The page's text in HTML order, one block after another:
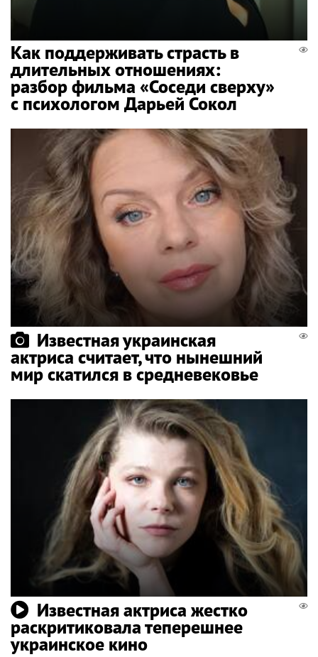
Как поддерживать страсть в
длительных отношениях:
разбор фильма «Соседи сверху»
с психологом Дарьей Сокол
Известная украинская
актриса считает, что нынешний
мир скатился в средневековье
Известная актриса жестко
раскритиковала теперешнее
украинское кино